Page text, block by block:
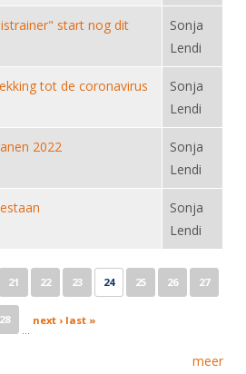
start nog dit
Sonja
Lendi
tot de coronavirus
Sonja
Lendi
2022
Sonja
Lendi
Sonja
Lendi
21 22 23 24 25 26 27
28
…
next › last »
meer